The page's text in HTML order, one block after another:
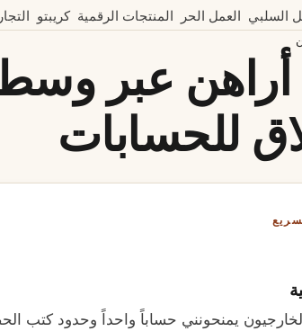
السلبي العمل الحر المنتجات الرقمية كريبتو
أراهن عبر
للحسابات
يمنحونني حساباً واحداً وحدود كتب